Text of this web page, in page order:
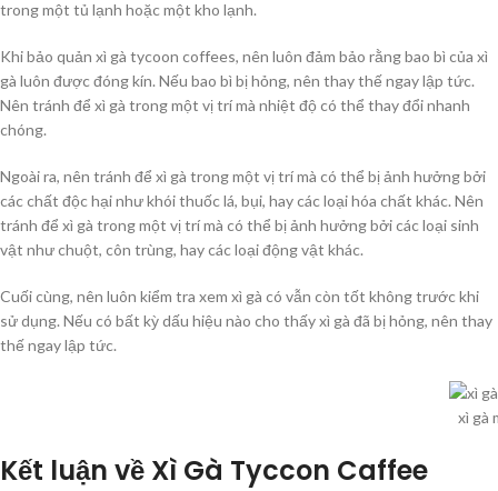
trong một tủ lạnh hoặc một kho lạnh.
Khi bảo quản xì gà tycoon coffees, nên luôn đảm bảo rằng bao bì của xì
gà luôn được đóng kín. Nếu bao bì bị hỏng, nên thay thế ngay lập tức.
Nên tránh để xì gà trong một vị trí mà nhiệt độ có thể thay đổi nhanh
chóng.
Ngoài ra, nên tránh để xì gà trong một vị trí mà có thể bị ảnh hưởng bởi
các chất độc hại như khói thuốc lá, bụi, hay các loại hóa chất khác. Nên
tránh để xì gà trong một vị trí mà có thể bị ảnh hưởng bởi các loại sinh
vật như chuột, côn trùng, hay các loại động vật khác.
Cuối cùng, nên luôn kiểm tra xem xì gà có vẫn còn tốt không trước khi
sử dụng. Nếu có bất kỳ dấu hiệu nào cho thấy xì gà đã bị hỏng, nên thay
thế ngay lập tức.
xì gà
Kết luận về Xì Gà Tyccon Caffee